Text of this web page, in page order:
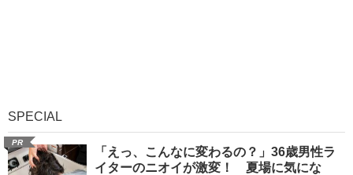
SPECIAL
PR
「えっ、こんなに変わるの？」36歳男性ラ
イターのニオイが激変！ 夏場に気にな